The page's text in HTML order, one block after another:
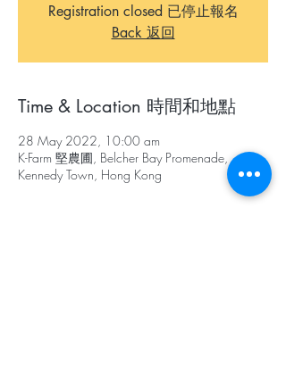
Registration closed 已停止報名
Back 返回
Time & Location 時間和地點
28 May 2022, 10:00 am
K-Farm 堅農圃, Belcher Bay Promenade,
Kennedy Town, Hong Kong